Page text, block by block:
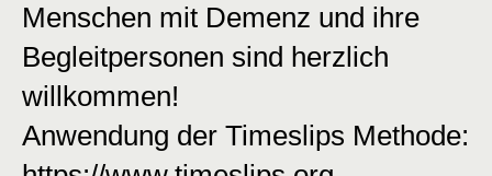
Menschen mit Demenz und ihre
Begleitpersonen sind herzlich
willkommen!
Anwendung der Timeslips Methode: